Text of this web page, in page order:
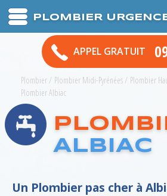
PLOMBIER
APPEL GRATUIT
Plombier/ Plombier Midi-Pyrénées/ Plombier
Plombier Albiac
ALBIAC
Un Plombier pas cher à